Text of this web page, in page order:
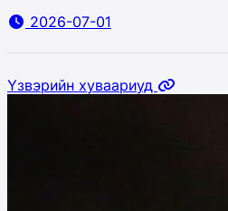
2026-07-01
Үзвэрийн хуваариуд